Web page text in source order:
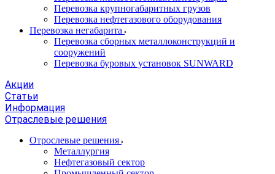
Перевозка крупногабаритных грузов
Перевозка нефтегазового оборудования
Перевозка негабарита
Перевозка сборных металлоконструкций и
сооружений
Перевозка буровых установок SUNWARD
Акции
Статьи
Информация
Отраслевые решения
Отрослевые решения
Металлургия
Нефтегазовый сектор